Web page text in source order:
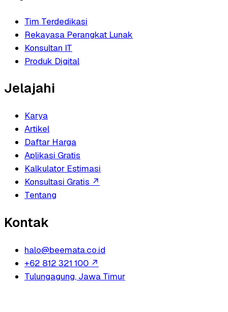
Tim Terdedikasi
Rekayasa Perangkat Lunak
Konsultan IT
Produk Digital
Jelajahi
Karya
Artikel
Daftar Harga
Aplikasi Gratis
Kalkulator Estimasi
Konsultasi Gratis ↗
Tentang
Kontak
halo@beemata.co.id
+62 812 321 100 ↗
Tulungagung, Jawa Timur